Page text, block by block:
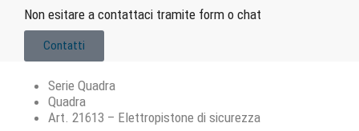
Non esitare a contattaci tramite form o chat
Contatti
Serie Quadra
Quadra
Art. 21613 – Elettropistone di sicurezza